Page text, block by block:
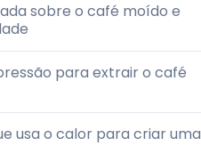
sobre o café moído e
para extrair o café
usa o calor para criar uma